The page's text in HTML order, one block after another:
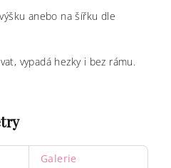
anebo na šířku dle
vypadá hezky i bez rámu.
Galerie